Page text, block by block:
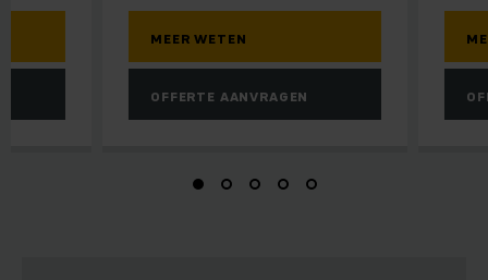
MEER WETEN
OFFERTE AANVRAGEN